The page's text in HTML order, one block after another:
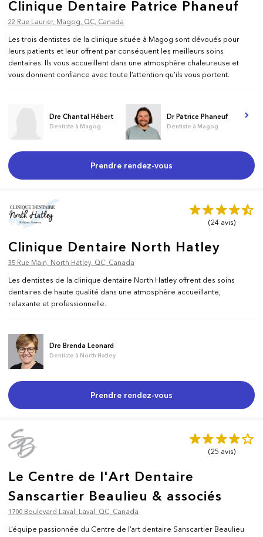
Clinique Dentaire Patrice Phaneuf
22 Rue Laurier, Magog, QC, Canada
Les trois dentistes de la clinique située à Magog sont dévoués pour
leurs patients et leur offrent par conséquent les meilleurs soins
dentaires. Ils vous accueillent dans une atmosphère chaleureuse et
vous donnent confiance avec toute l’attention qu’ils vous portent.
Dre Chantal Hébert
Dentiste à Magog
Dr Patrice Phaneuf
Dentiste à Magog
Prendre rendez-vous
(24avis)
Clinique Dentaire North Hatley
35 Rue Main, North Hatley, QC, Canada
Les dentistes de la clinique dentaire North Hatley offrent des soins
dentaires de haute qualité dans une atmosphère accueillante,
relaxante et professionnelle.
Dre Brenda Leonard
Dentiste à North Hatley
Prendre rendez-vous
(25 avis)
Le Centre de l'Art Dentaire
Sanscartier Beaulieu & associés
1700 Boulevard Laval, Laval, QC, Canada
L’équipe passionnée du Centre de l’art dentaire Sanscartier Beaulieu